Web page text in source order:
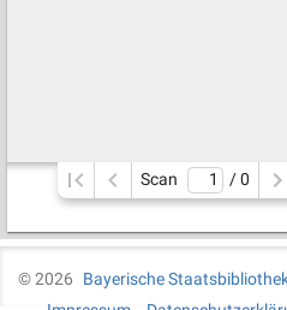
Scan / 0
©2026
Bayerische